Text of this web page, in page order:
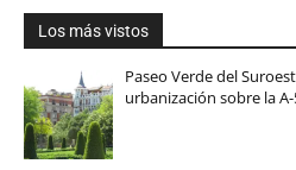
Los más vistos
Paseo Verde del
urbanización sobre la